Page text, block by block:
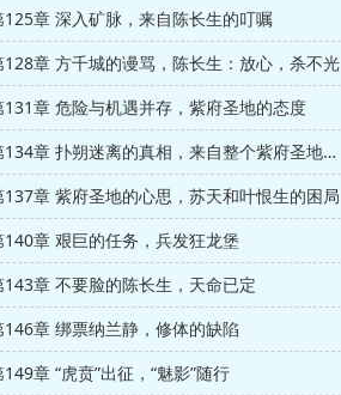
125章 深入矿脉，来自陈长生的叮嘱
128章 方千城的谩骂，陈长生：放心，杀不光
131章 危险与机遇并存，紫府圣地的态度
第134章 扑朔迷离的真相，来自整个紫府圣地的怨气
137章 紫府圣地的心思，苏天和叶恨生的困局
140章 艰巨的任务，兵发狂龙堡
143章 不要脸的陈长生，天命已定
146章 绑票纳兰静，修体的缺陷
149章 “虎贲”出征，“魅影”随行